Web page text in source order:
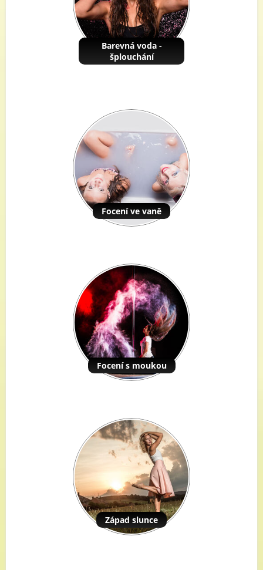
Barevná voda -
šplouchání
Focení ve vaně
Focení s moukou
Západ slunce